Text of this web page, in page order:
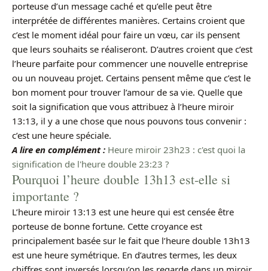
porteuse d’un message caché et qu’elle peut être
interprétée de différentes manières. Certains croient que
c’est le moment idéal pour faire un vœu, car ils pensent
que leurs souhaits se réaliseront. D’autres croient que c’est
l’heure parfaite pour commencer une nouvelle entreprise
ou un nouveau projet. Certains pensent même que c’est le
bon moment pour trouver l’amour de sa vie. Quelle que
soit la signification que vous attribuez à l’heure miroir
13:13, il y a une chose que nous pouvons tous convenir :
c’est une heure spéciale.
A lire en complément : Heure miroir 23h23 : c'est quoi la
signification de l'heure double 23:23 ?
Pourquoi l’heure double 13h13 est-elle si
importante ?
L’heure miroir 13:13 est une heure qui est censée être
porteuse de bonne fortune. Cette croyance est
principalement basée sur le fait que l’heure double 13h13
est une heure symétrique. En d’autres termes, les deux